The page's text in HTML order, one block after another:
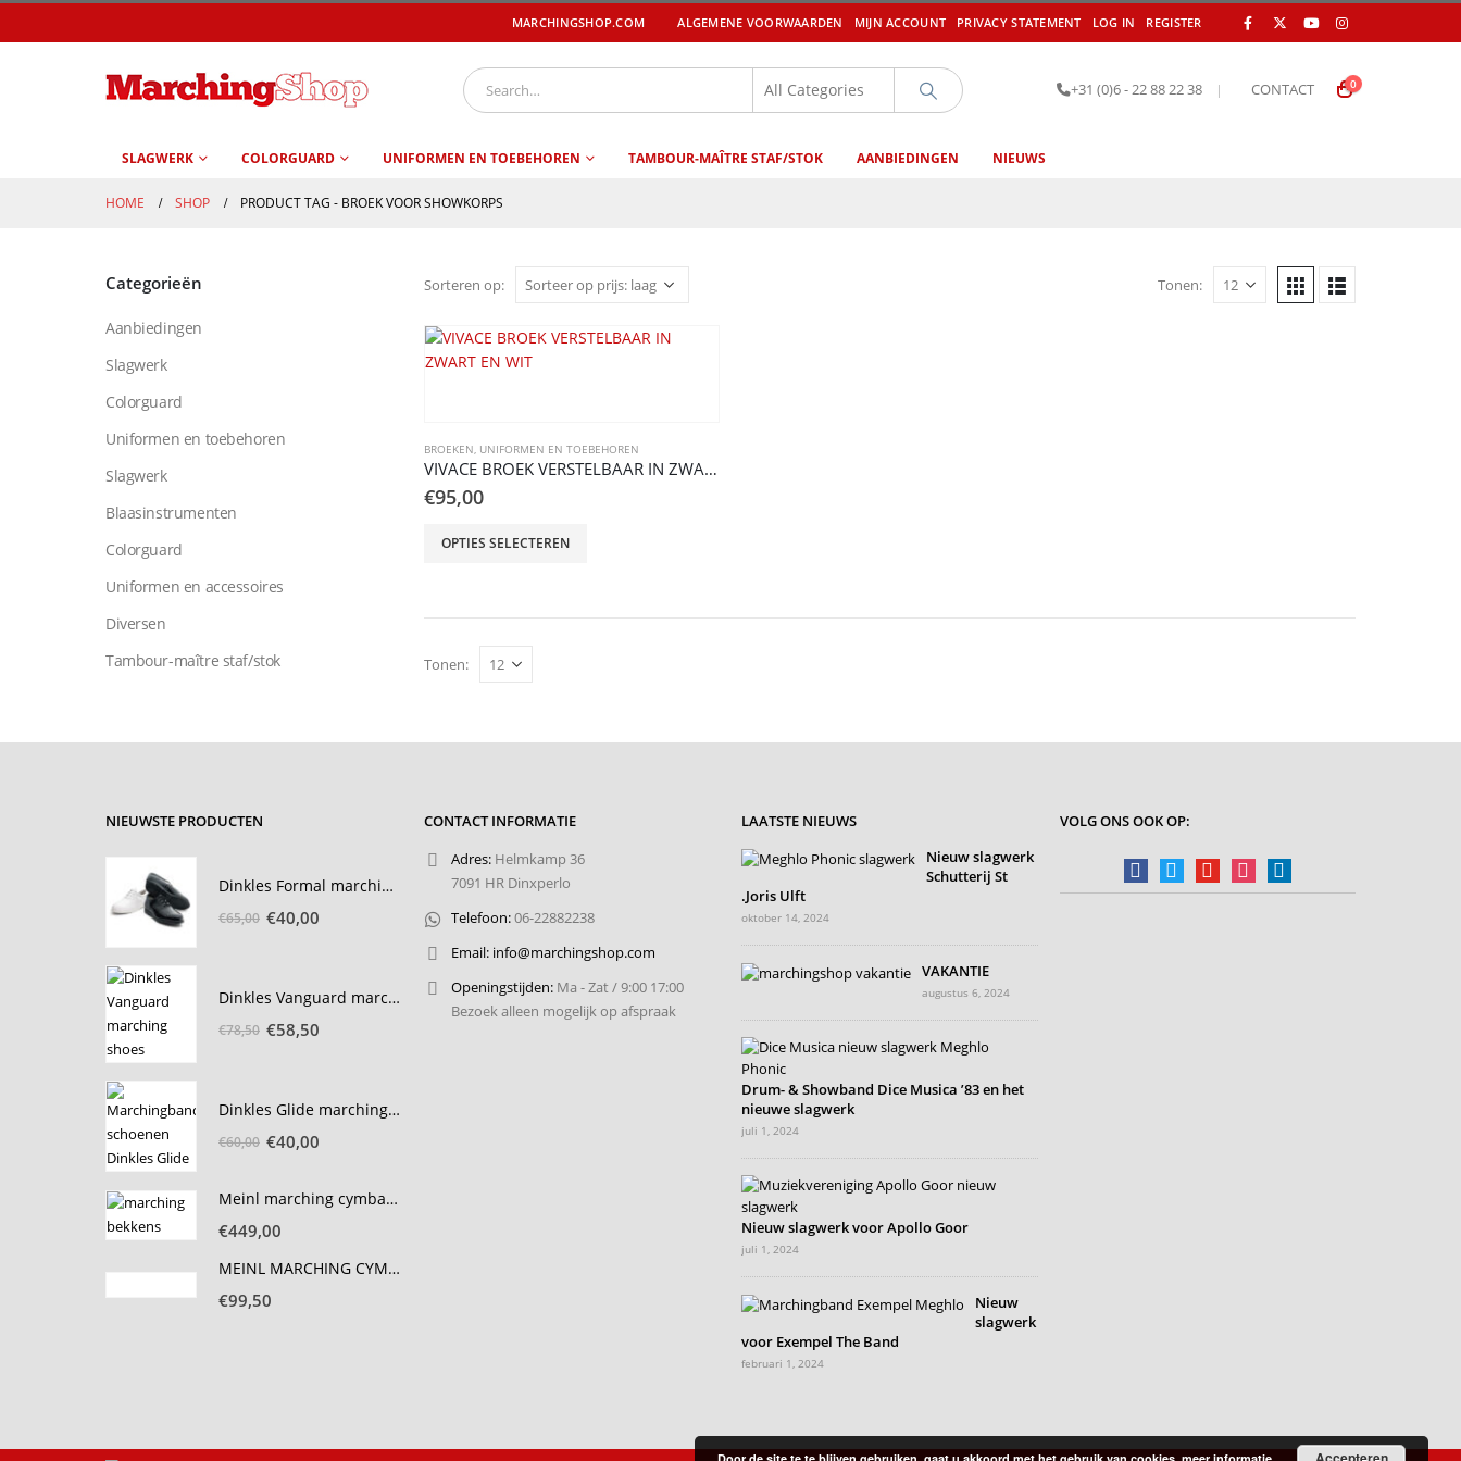
MARCHINGSHOP.COM ALGEMENE VOORWAARDEN MIJN ACCOUNT PRIVACY STATEMENT LOG IN REGISTER
+31 (0)6 - 22 88 22 38 | CONTACT 0
SLAGWERK COLORGUARD UNIFORMEN EN TOEBEHOREN TAMBOUR-MAÎTRE STAF/STOK AANBIEDINGEN NIEUWS
HOME SHOP PRODUCT TAG - BROEK VOOR SHOWKORPS
Sorteren op: Tonen:
BROEKEN, UNIFORMEN EN TOEBEHOREN
VIVACE BROEK VERSTELBAAR IN ZWART EN WIT
€95,00
OPTIES SELECTEREN
Dit
productpagina
Tonen:
Categorieën
Aanbiedingen
Slagwerk
Colorguard
Uniformen en toebehoren
Slagwerk
Blaasinstrumenten
Colorguard
Uniformen en accessoires
Diversen
Tambour-maître staf/stok
NIEUWSTE PRODUCTEN
Dinkles Formal marching schoen passchoenen
€65,00 Oorspronkelijke
€40,00
Dinkles Vanguard marching schoen passchoenen
€78,50 Oorspronkelijke
€58,50
Dinkles Glide marching schoen passerie
€60,00 Oorspronkelijke
€60,00.
€40,00
€40,00.
Meinl marching cymbals Arena 18 inch
€449,00
MEINL MARCHING CYMBALS 13" BRASS
€99,50
CONTACT INFORMATIE
Adres: Helmkamp 36
7091 HR Dinxperlo
Telefoon: 06-22882238
Email: info@marchingshop.com
Openingstijden: Ma - Zat / 9:00 17:00
Bezoek alleen mogelijk op afspraak
LAATSTE NIEUWS
Nieuw slagwerk
Schutterij St
.Joris Ulft
oktober 14, 2024
VAKANTIE
augustus 6, 2024
Drum- & Showband Dice Musica ’83 en het
nieuwe slagwerk
juli 1, 2024
Nieuw slagwerk voor Apollo Goor
juli 1, 2024
Nieuw
slagwerk
voor Exempel The Band
februari 1, 2024
VOLG ONS OOK OP:
facebooktwitter youtubeinstagramlinkedin